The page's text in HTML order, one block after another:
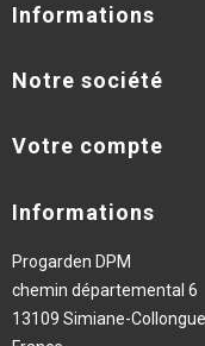
Informations
Notre société
Votre compte
Informations
Progarden DPM
chemin départemental 6
13109 Simiane-Collongue